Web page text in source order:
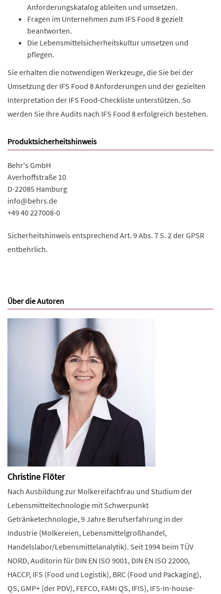
Anforderungskatalog ableiten und umsetzen.
Fragen im Unternehmen zum IFS Food 8 gezielt
beantworten.
Die Lebensmittelsicherheitskultur umsetzen und
pflegen.
Sie erhalten die notwendigen Werkzeuge, die Sie bei der
Umsetzung der IFS Food 8 Anforderungen und der gezielten
Interpretation der IFS Food-Checkliste unterstützen. So
werden Sie Ihre Audits nach IFS Food 8 erfolgreich bestehen.
Produktsicherheitshinweis
Behr's GmbH
Averhoffstraße 10
D-22085 Hamburg
info@behrs.de
+49 40 227008-0
Sicherheitshinweis entsprechend Art. 9 Abs. 7 S. 2 der GPSR
entbehrlich.
Über die Autoren
Christine Flöter
Nach Ausbildung zur Molkereifachfrau und Studium der
Lebensmitteltechnologie mit Schwerpunkt
Getränketechnologie, 9 Jahre Berufserfahrung in der
Industrie (Molkereien, Lebensmittelgroßhandel,
Handelslabor/Lebensmittelanalytik). Seit 1994 beim TÜV
NORD, Auditorin für DIN EN ISO 9001, DIN EN ISO 22000,
HACCP, IFS (Food und Logistik), BRC (Food und Packaging),
QS, GMP+ (der PDV), FEFCO, FAMI QS, IFIS), IFS-In-house-